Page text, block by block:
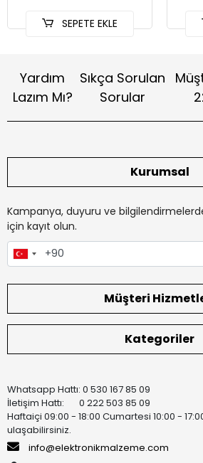
SEPETE EKLE
Yardım
Lazım Mı?
Sıkça Sorulan
Sorular
Kurumsal
Kampanya, duyuru ve
için kayıt olun.
Müşteri
Kategoriler
Whatsapp Hattı: 0 530 167 85 09
İletişim Hattı: 0 222 503 85 09
Haftaiçi 09:00 - 18:00 Cumartesi 10:00 -
ulaşabilirsiniz.
info@elektronikmalzeme.com